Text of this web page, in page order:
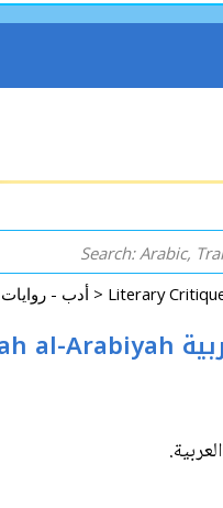
Arabic: Literature - Poetry - Fiction أدب - روايات - شعر - قصص >